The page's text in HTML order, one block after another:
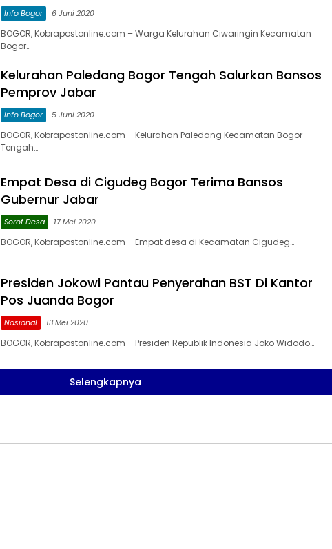
Info Bogor 6 Juni 2020
BOGOR, Kobrapostonline.com – Warga Kelurahan Ciwaringin Kecamatan
Bogor…
Kelurahan Paledang Bogor Tengah Salurkan Bansos
Pemprov Jabar
Info Bogor 5 Juni 2020
BOGOR, Kobrapostonline.com – Kelurahan Paledang Kecamatan Bogor
Tengah…
Empat Desa di Cigudeg Bogor Terima Bansos
Gubernur Jabar
Sorot Desa 17 Mei 2020
BOGOR, Kobrapostonline.com – Empat desa di Kecamatan Cigudeg…
Presiden Jokowi Pantau Penyerahan BST Di Kantor
Pos Juanda Bogor
Nasional 13 Mei 2020
BOGOR, Kobrapostonline.com – Presiden Republik Indonesia Joko Widodo…
Selengkapnya